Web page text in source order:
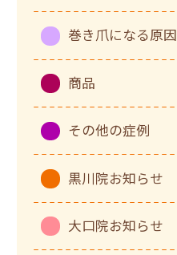
巻き爪になる原因
商品
その他の症例
黒川院お知らせ
大口院お知らせ